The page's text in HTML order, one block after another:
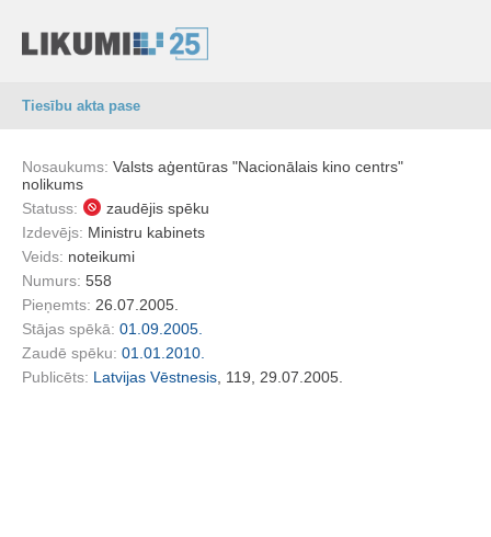
Tiesību akta pase
Nosaukums: Valsts aģentūras "Nacionālais kino centrs"
nolikums
Statuss:
zaudējis spēku
Izdevējs: Ministru kabinets
Veids: noteikumi
Numurs: 558
Pieņemts: 26.07.2005.
Stājas spēkā: 01.09.2005.
Zaudē spēku: 01.01.2010.
Publicēts: Latvijas Vēstnesis , 119, 29.07.2005.